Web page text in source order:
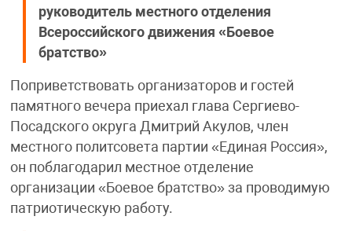
руководитель местного отделения
Всероссийского движения «Боевое
братство»
Поприветствовать организаторов и гостей
памятного вечера приехал глава Сергиево-
Посадского округа Дмитрий Акулов, член
местного политсовета партии «Единая Россия»,
он поблагодарил местное отделение
организации «Боевое братство» за проводимую
патриотическую работу.